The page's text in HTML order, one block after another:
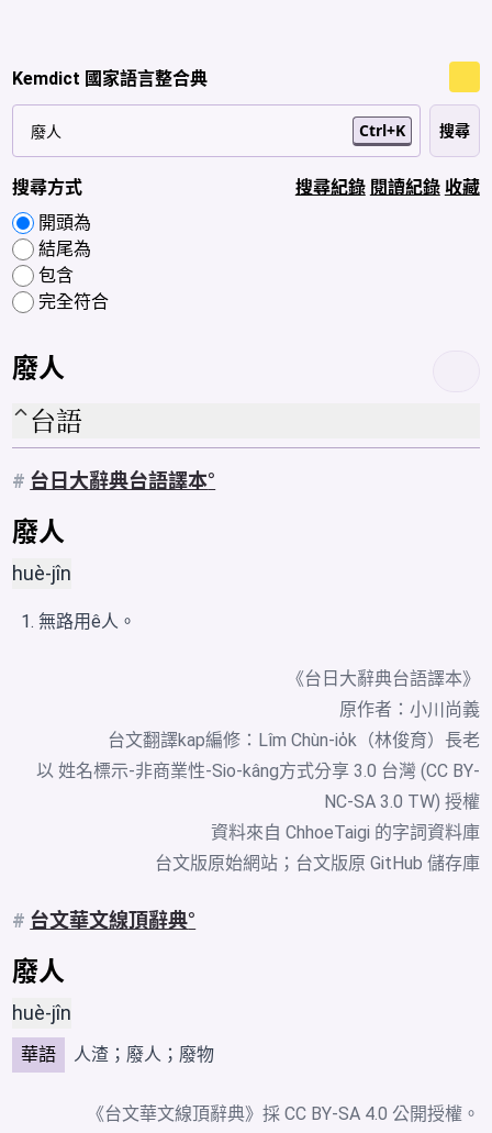
Kemdict 國家語言整合典
Ctrl+K
搜尋方式
開頭為
結尾為
包含
完全符合
搜尋紀錄 閱讀紀錄 收藏
廢人
台語
# 台日大辭典台語譯本
廢人
huè-jîn
無路用ê人。
《台日大辭典台語譯本》
原作者：小川尚義
台文翻譯kap編修：Lîm Chùn-io̍k（林俊育）長老
以 姓名標示-非商業性-Sio-kâng方式分享 3.0 台灣 (CC BY-
NC-SA 3.0 TW) 授權
資料來自 ChhoeTaigi 的字詞資料庫
台文版原始網站； 台文版原 GitHub 儲存庫
# 台文華文線頂辭典
廢人
huè-jîn
華語 人渣 ；廢人； 廢物
《台文華文線頂辭典》採 CC BY-SA 4.0 公開授權。